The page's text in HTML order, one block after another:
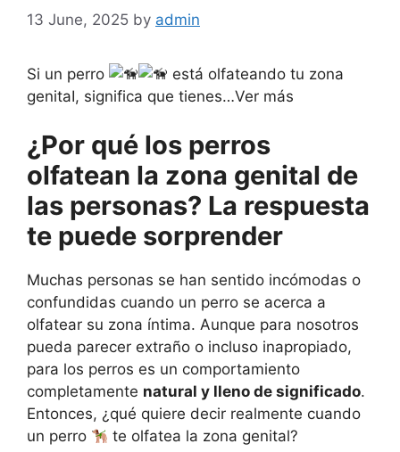
13 June, 2025 by admin
Si un perro
está olfateando tu zona
genitaI, significa que tienes…Ver más
¿Por qué los perros
olfatean la zona genital de
las personas? La respuesta
te puede sorprender
Muchas personas se han sentido incómodas o
confundidas cuando un perro se acerca a
olfatear su zona íntima. Aunque para nosotros
pueda parecer extraño o incluso inapropiado,
para los perros es un comportamiento
completamente natural y lleno de significado.
Entonces, ¿qué quiere decir realmente cuando
un perro
te olfatea la zona genital?